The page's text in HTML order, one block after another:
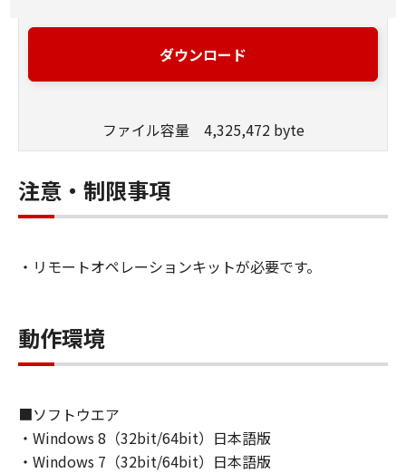
占的使用権を下記条項に基づき許諾し、お客様
も下記条項にご同意いただくものとします。
業務処理に必要な範囲において、複数のコンピ
ソフトウェア」をコンピューターの記憶媒体上
にインストールすること、またはコンピュータ
ーにおいて表示すること、アクセスすること、
ます。）することができます。
で1部複製することができます。
(3)本契約書に明示的に定める場合を除き、キヤ
ず、本契約書によってお客様に譲渡あるいは許
諾されるものではありません。
ダウンロード
ファイル容量 4,325,472 byte
注意・制限事項
・リモートオペレーションキットが必要です。
動作環境
■ソフトウエア
・Windows 8（32bit/64bit）日本語版
・Windows 7（32bit/64bit）日本語版